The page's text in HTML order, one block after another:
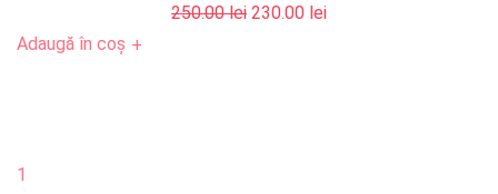
250.00lei Prețul
230.00 leiPrețul
Adaugă în coș +
1